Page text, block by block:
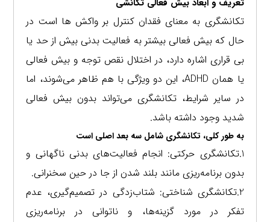
تکانشگری به معنای فقدان کنترل بر واکش ها است در
حال که بیش فعالی بیشتر به فعالیت بدنی بیش از حد یا
بی قراری اشاره دارد، در اختلال نقص توجه و بیش‌ فعالی
یا همان ADHD، این دو ویژگی با هم ظاهر می‌شوند، اما
در سایر شرایط، تکانشگری می‌تواند بدون بیش ‌فعالی
شدید وجود داشته باشد.
به طور کلی، تکانشگری شامل سه بعد اصلی است
1.تکانشگری حرکتی: انجام فعالیت‌های بدنی ناگهانی و
بدون برنامه‌ریزی مانند بلند شدن از جا در حین سخنرانی.
2.تکانشگری شناختی: شتاب‌زدگی در تصمیم‌گیری، عدم
تفکر در مورد گزینه‌ها، و ناتوانی در برنامه‌ریزی